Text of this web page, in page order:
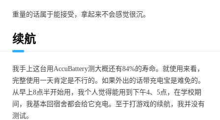
重量的话属于能接受，拿起来不会感觉很沉。
续航
我手上这台用AccuBattery测大概还有84%的寿命。就使用来看，
完整使用一天肯定是不行的。如果外出的话带充电宝是难免的。
从早上8点半开始用，我个人觉得能用到下午4、5点，在学校期
间，我基本回宿舍都会给它充电。至于打游戏的续航，我并没有
测试。